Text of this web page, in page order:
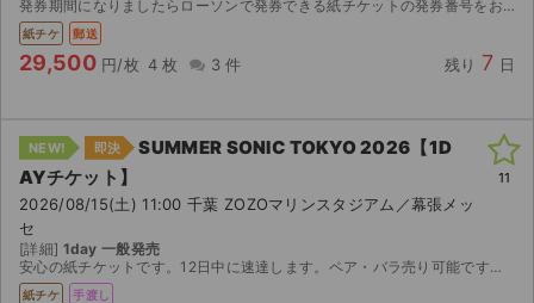
発券期間になりましたらローソンで発券できる紙チケットの発券番号をお知らせします。
紙チケ 郵送
29,500 円/枚 4 枚 3 件 残り 7 日
NEW! 即決
SUMMER SONIC TOKYO 2026【1D
AYチケット】
2026/08/15(土) 11:00 千葉 ZOZOマリンスタジアム／幕張メッ
セ
[詳細] 1day 一般発売
安心の紙チケットです。12日中に速達します。ペア・バラ売り可能です。よろしくお願い致します。お値下げは考えておりません。 ※当日会場手渡しは相談で承ります。 ※万が一、台風により公演中止の場...
紙チケ 手渡し
11